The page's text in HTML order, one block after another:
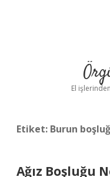
El
Etiket: Burun
Ağız Boşluğu